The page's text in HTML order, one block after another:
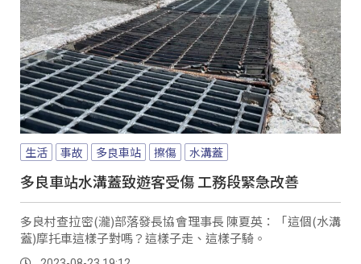
生活 事故 多良車站 擦傷 水溝蓋
多良車站水溝蓋致遊客受傷 工務段緊急改善
多良村查拉密(瀧)部落發長協會理事長 陳夏英：「這個(水溝
蓋)摩托車這樣子對嗎？這樣子走、這樣子騎。